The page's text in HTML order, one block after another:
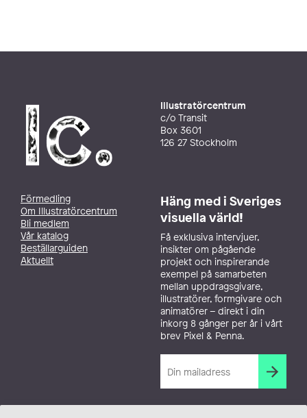
Illustratörcentrum
c/o Transit
Box 3601
126 27 Stockholm
Förmedling
Om Illustratörcentrum
Bli medlem
Vår katalog
Beställarguiden
Aktuellt
Häng med i Sveriges
visuella värld!
Få exklusiva intervjuer,
insikter om pågående
projekt och inspirerande
exempel på samarbeten
mellan uppdragsgivare,
illustratörer, formgivare och
animatörer – direkt i din
inkorg 8 gånger per år i vårt
brev Pixel & Penna.